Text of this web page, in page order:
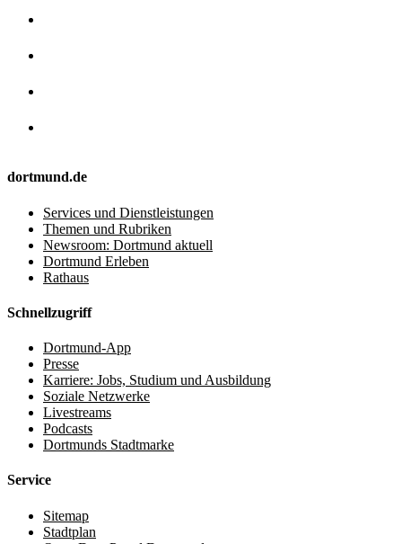
dortmund.de
Services und Dienstleistungen
Themen und Rubriken
Newsroom: Dortmund aktuell
Dortmund Erleben
Rathaus
Schnellzugriff
Dortmund-App
Presse
Karriere: Jobs, Studium und Ausbildung
Soziale Netzwerke
Livestreams
Podcasts
Dortmunds Stadtmarke
Service
Sitemap
Stadtplan